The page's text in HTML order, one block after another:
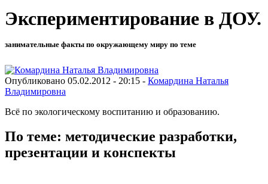
Экспериментирование в ДОУ.
занимательные факты по окружающему миру по теме
Опубликовано 05.02.2012 - 20:15 - Комардина Наталья
Владимировна
Всё по экологическому воспитанию и образованию.
По теме: методические разработки,
презентации и конспекты